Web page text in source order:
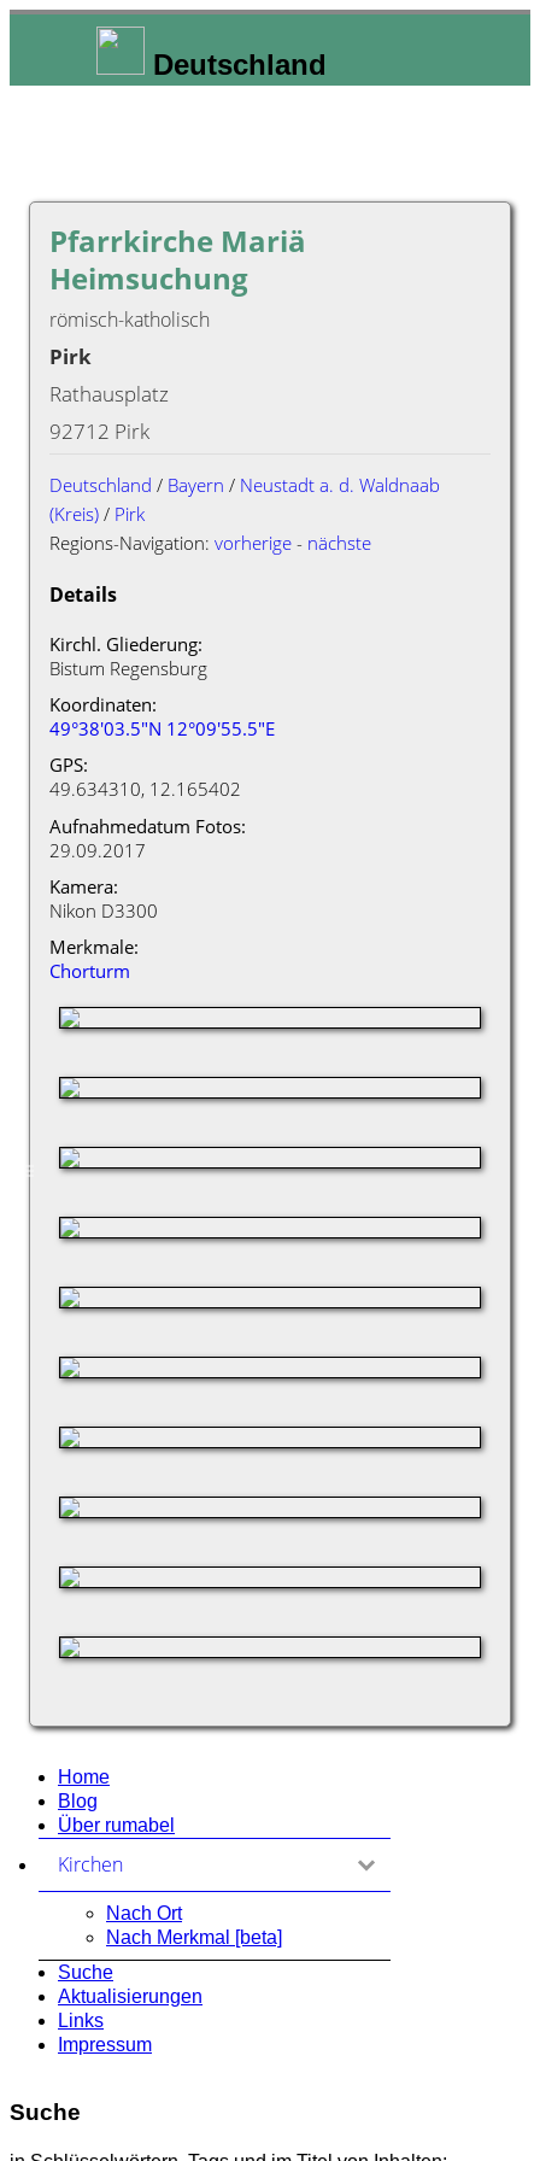
Deutschland
Pfarrkirche Mariä
Heimsuchung
römisch-katholisch
Pirk
Rathausplatz
92712 Pirk
Deutschland / Bayern / Neustadt a. d. Waldnaab
(Kreis) / Pirk
Regions-Navigation: vorherige - nächste
Details
Kirchl. Gliederung:
Bistum Regensburg
Koordinaten:
49°38'03.5"N 12°09'55.5"E
GPS:
49.634310, 12.165402
Aufnahmedatum Fotos:
29.09.2017
Kamera:
Nikon D3300
Merkmale:
Chorturm
Home
Blog
Über rumabel
Kirchen
Nach Ort
Nach Merkmal [beta]
Suche
Aktualisierungen
Links
Impressum
Suche